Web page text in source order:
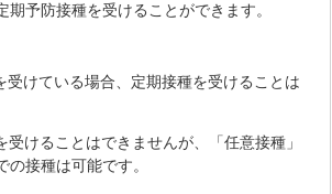
期予防接種を受けることができます。
けている場合、定期接種を受けることは
けることはできませんが、「任意接種」
の接種は可能です。